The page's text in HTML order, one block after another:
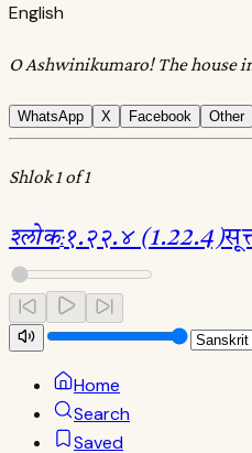
English
O Ashwinikumaro! The house
WhatsApp X Facebook Other
Shlok 1 of 1
श्लोक:१.२२.४ (1.22.4)
Home
Search
Saved